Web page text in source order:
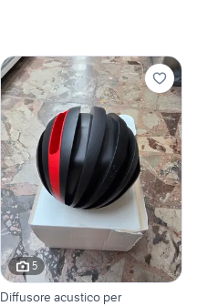
5
Diffusore acustico per